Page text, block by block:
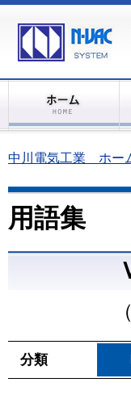
中川電気工業 ホー
用語集
分類